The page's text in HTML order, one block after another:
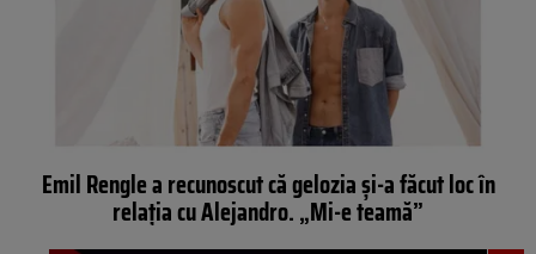
Emil Rengle a recunoscut că gelozia și-a făcut loc în
relația cu Alejandro. „Mi-e teamă”